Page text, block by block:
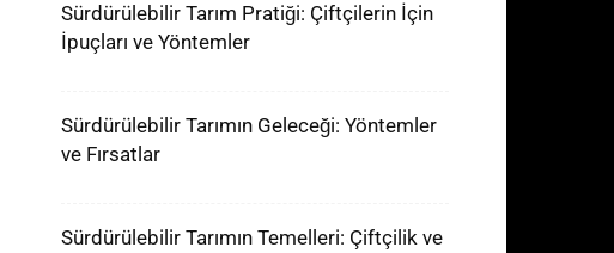
Sürdürülebilir Tarım Pratiği: Çiftçilerin İçin
İpuçları ve Yöntemler
Sürdürülebilir Tarımın Geleceği: Yöntemler
ve Fırsatlar
Sürdürülebilir Tarımın Temelleri: Çiftçilik ve